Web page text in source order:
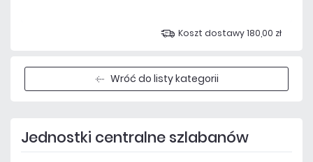
Koszt dostawy 180,00 zł
Wróć do listy kategorii
Jednostki centralne szlabanów